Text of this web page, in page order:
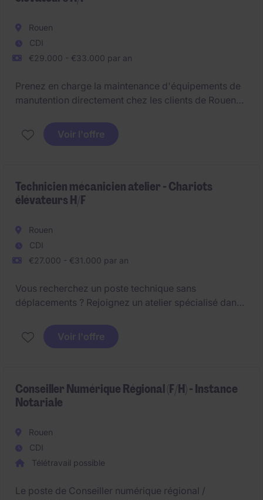
Rouen
CDI
€29.000 - €33.000 par an
Prenez en charge la maintenance d'équipements de
manutention directement chez les clients de Rouen
opérations préventives et curatives, tout en
bénéficiant de l'appui d'un pôle SAV local.
Voir l'offre
Technicien mécanicien atelier - Chariots
élévateurs H/F
Rouen
CDI
€27.000 - €31.000 par an
Vous recherchez un poste technique sans
déplacements ? Rejoignez un atelier spécialisé dans
matériels neufs, reconditionner les équipements
d'occasion et installer différentes options.
Voir l'offre
Conseiller Numérique Régional (F/H) - Instance
Notariale
Rouen
CDI
Télétravail possible
Le poste de Conseiller numérique régional /